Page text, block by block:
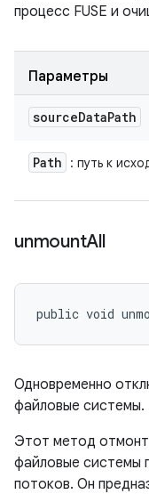
процесс FUSE и
Параметры
sourceDataPath
Path : путь к
unmountAll
public void
Одновременно
файловые системы.
Этот метод
файловые системы
потоков. Он